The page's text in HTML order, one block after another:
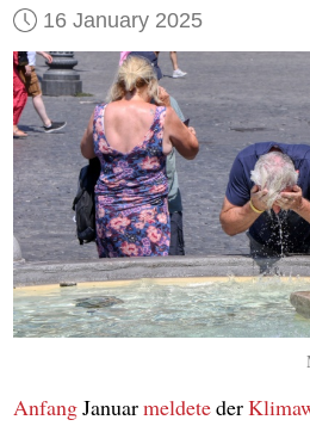
16 January 2025
AnfangJanuarmeldeteder